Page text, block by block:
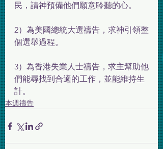
民，請神預備他們願意聆聽的心。
2）為美國總統大選禱告，求神引領整
個選舉過程。
3）為香港失業人士禱告，求主幫助他
們能尋找到合適的工作，並能維持生
計。
本週禱告